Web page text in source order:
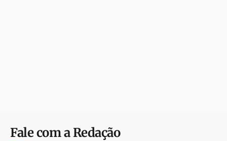
Fale com a Redação